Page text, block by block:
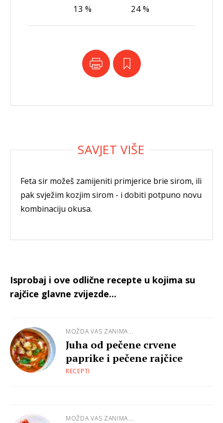
13 %
24 %
Feta sir možeš zamijeniti primjerice brie sirom, ili
pak svježim kozjim sirom - i dobiti potpuno novu
kombinaciju okusa.
Isprobaj i ove odlične recepte u kojima su
rajčice glavne zvijezde...
MOŽDA VAS ZANIMA...
Juha od pečene crvene
paprike i pečene rajčice
RECEPTI
MOŽDA VAS ZANIMA...